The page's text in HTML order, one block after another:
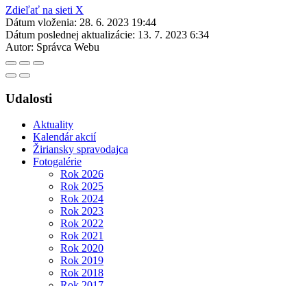
Zdieľať na sieti X
Dátum vloženia: 28. 6. 2023 19:44
Dátum poslednej aktualizácie: 13. 7. 2023 6:34
Autor: Správca Webu
Udalosti
Aktuality
Kalendár akcií
Žiriansky spravodajca
Fotogalérie
Rok 2026
Rok 2025
Rok 2024
Rok 2023
Rok 2022
Rok 2021
Rok 2020
Rok 2019
Rok 2018